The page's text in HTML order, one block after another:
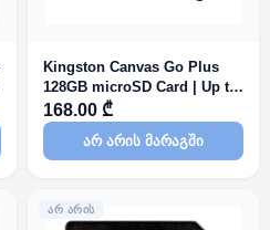
Kingston Canvas Go Plus
128GB microSD Card | Up to
200MB/s | Class 10, UHS-I,
U3, V30, A2 | SDCG4/128GB
168.00 ₾
არ არის მარაგში
ᲐᲠ ᲐᲠᲘᲡ